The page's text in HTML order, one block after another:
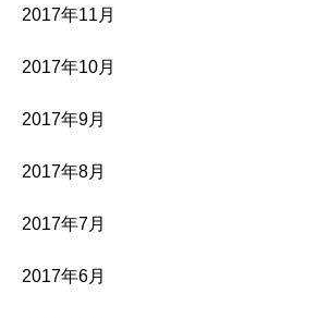
2017年11月
2017年10月
2017年9月
2017年8月
2017年7月
2017年6月